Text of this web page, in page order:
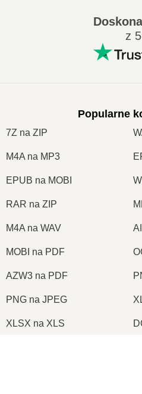
z 5
Popularne
7Z na ZIP
M4A na MP3
EPUB na MOBI
RAR na ZIP
M4A na WAV
MOBI na PDF
AZW3 na PDF
PNG na JPEG
XLSX na XLS